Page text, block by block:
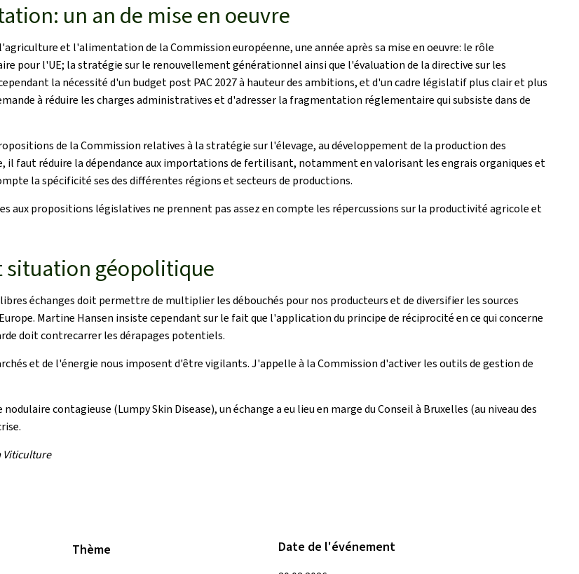
un an de mise en oeuvre
et l'alimentation de la Commission européenne, une année après sa mise en oeuvre: le rôle
pour l'UE; la stratégie sur le renouvellement générationnel ainsi que l'évaluation de la directive sur les
la nécessité d'un budget post PAC 2027 à hauteur des ambitions, et d'un cadre législatif plus clair et plus
à réduire les charges administratives et d'adresser la fragmentation réglementaire qui subsiste dans de
de la Commission relatives à la stratégie sur l'élevage, au développement de la production des
faut réduire la dépendance aux importations de fertilisant, notamment en valorisant les engrais organiques et
la spécificité ses des différentes régions et secteurs de productions.
aux propositions législatives ne prennent pas assez en compte les répercussions sur la productivité agricole et
situation géopolitique
échanges doit permettre de multiplier les débouchés pour nos producteurs et de diversifier les sources
Martine Hansen insiste cependant sur le fait que l'application du principe de réciprocité en ce qui concerne
doit contrecarrer les dérapages potentiels.
et de l'énergie nous imposent d'être vigilants. J'appelle à la Commission d'activer les outils de gestion de
contagieuse (Lumpy Skin Disease), un échange a eu lieu en marge du Conseil à Bruxelles (au niveau des
Viticulture
Thème Date de l'événement